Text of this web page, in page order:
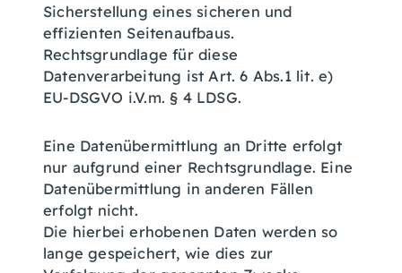
Sicherstellung eines sicheren und
effizienten Seitenaufbaus.
Rechtsgrundlage für diese
Datenverarbeitung ist Art. 6 Abs.1 lit. e)
EU-DSGVO i.V.m. § 4 LDSG.
Eine Datenübermittlung an Dritte erfolgt
nur aufgrund einer Rechtsgrundlage. Eine
Datenübermittlung in anderen Fällen
erfolgt nicht.
Die hierbei erhobenen Daten werden so
lange gespeichert, wie dies zur